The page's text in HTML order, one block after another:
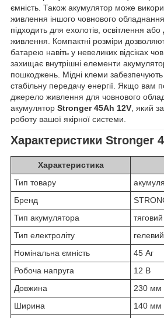
ємність. Також акумулятор може
живлення іншого човнового
підходить для ехолотів, освітлення
живлення. Компактні розміри
батарею навіть у невеликих відсіках
захищає внутрішні елементи
пошкоджень. Мідні клеми забезпечують
стабільну передачу енергії. Якщо вам
джерело живлення для човнового
акумулятор Stronger 45Ah 12V, який
роботу вашої якірної системи.
Характеристики Stronger
Характеристика
Тип товару
Бренд
Тип акумулятора
тяговий
Тип електроліту
гелевий
Номінальна ємність
45 Аг
Робоча напруга
12 В
Довжина
230 мм
Ширина
140 мм